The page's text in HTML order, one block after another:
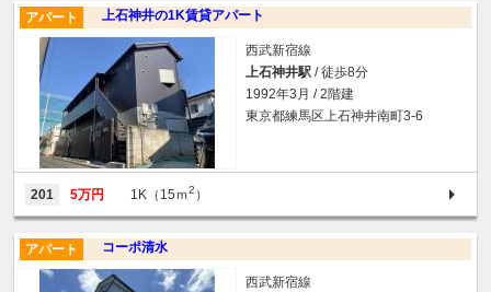
上石神井の1K賃貸アパート
アパート
西武新宿線
上石神井駅 / 徒歩8分
1992年3月 / 2階建
東京都練馬区上石神井南町3-6
201 5万円 1K（15ｍ2 ）
コーポ清水
アパート
西武新宿線